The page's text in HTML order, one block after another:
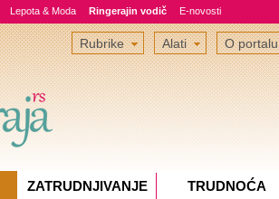
Lepota & Moda Ringerajin vodič E-novosti
Rubrike Alati O portalu
ZATRUDNJIVANJE TRUDNOĆA